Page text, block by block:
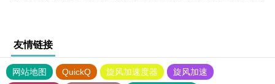
友情链接
网站地图 QuickQ 旋风加速度器
旋风加速